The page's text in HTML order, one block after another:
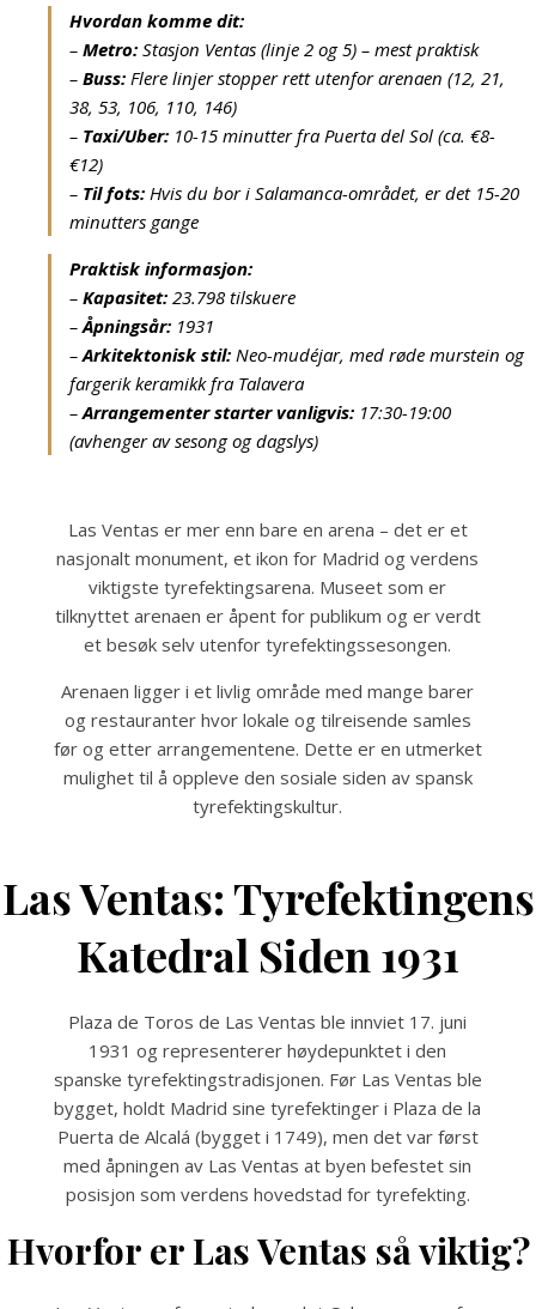
Hvordan komme dit:
– Metro: Stasjon Ventas (linje 2 og 5) – mest praktisk
– Buss: Flere linjer stopper rett utenfor arenaen (12, 21,
38, 53, 106, 110, 146)
– Taxi/Uber: 10-15 minutter fra Puerta del Sol (ca. €8-
€12)
– Til fots: Hvis du bor i Salamanca-området, er det 15-20
minutters gange
Praktisk informasjon:
– Kapasitet: 23.798 tilskuere
–Åpningsår: 1931
–Arkitektonisk stil: Neo-mudéjar, med røde murstein og
fargerik keramikk fra Talavera
–Arrangementer starter vanligvis: 17:30-19:00
(avhenger av sesong og dagslys)
Las Ventas er mer enn bare en arena – det er et
nasjonalt monument, et ikon for Madrid og verdens
viktigste tyrefektingsarena. Museet som er
tilknyttet arenaen er åpent for publikum og er verdt
et besøk selv utenfor tyrefektingssesongen.
Arenaen ligger i et livlig område med mange barer
og restauranter hvor lokale og tilreisende samles
før og etter arrangementene. Dette er en utmerket
mulighet til å oppleve den sosiale siden av spansk
tyrefektingskultur.
Las Ventas: Tyrefektingens
Katedral Siden 1931
Plaza de Toros de Las Ventas ble innviet 17. juni
1931 og representerer høydepunktet i den
spanske tyrefektingstradisjonen. Før Las Ventas ble
bygget, holdt Madrid sine tyrefektinger i Plaza de la
Puerta de Alcalá (bygget i 1749), men det var først
med åpningen av Las Ventas at byen befestet sin
posisjon som verdens hovedstad for tyrefekting.
Hvorfor er Las Ventas så viktig?